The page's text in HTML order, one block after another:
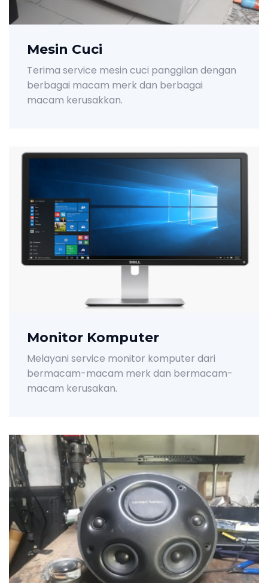
Mesin Cuci
Terima service mesin cuci panggilan dengan
berbagai macam merk dan berbagai
macam kerusakkan.
Monitor Komputer
Melayani service monitor komputer dari
bermacam-macam merk dan bermacam-
macam kerusakan.